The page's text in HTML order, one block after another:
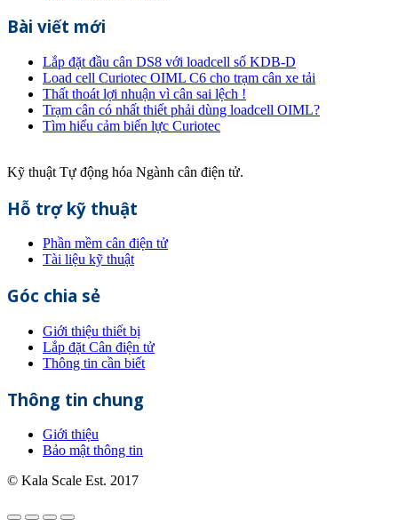
Bài viết mới
Lắp đặt đầu cân DS8 với loadcell số KDB-D
Load cell Curiotec OIML C6 cho trạm cân xe tải
Thất thoát lợi nhuận vì cân sai lệch !
Trạm cân có nhất thiết phải dùng loadcell OIML?
Tìm hiểu cảm biến lực Curiotec
Kỹ thuật Tự động hóa Ngành cân điện tử.
Hỗ trợ kỹ thuật
Phần mềm cân điện tử
Tài liệu kỹ thuật
Góc chia sẻ
Giới thiệu thiết bị
Lắp đặt Cân điện tử
Thông tin cần biết
Thông tin chung
Giới thiệu
Bảo mật thông tin
© Kala Scale Est. 2017